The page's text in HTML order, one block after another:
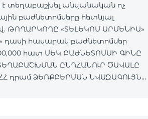
տեղաբաշխել անվանական ոչ
բաժնետոմսերը հետևյալ
ՆՎԱԶԱԳՈՒՅՆ